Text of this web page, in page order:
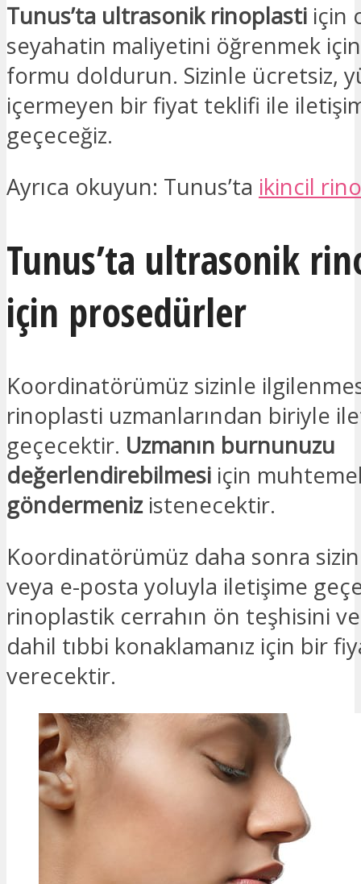
Tunus’ta ultrasonik rinoplasti için
seyahatin maliyetini öğrenmek
formu doldurun. Sizinle ücretsiz,
içermeyen bir fiyat teklifi ile
geçeceğiz.
Ayrıca okuyun: Tunus’ta ikincil
Tunus’ta ultrasonik
için prosedürler
Koordinatörümüz sizinle
rinoplasti uzmanlarından biriyle
geçecektir. Uzmanın burnunuzu
değerlendirebilmesi için
göndermenizistenecektir.
Koordinatörümüz daha sonra
veya e-posta yoluyla iletişime
rinoplastik cerrahın ön teşhisini
dahil tıbbi konaklamanız için bir
verecektir.